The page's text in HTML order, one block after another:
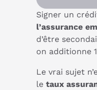
Signer un
l’assurance
d’être
on additionne
Le vrai sujet
le taux